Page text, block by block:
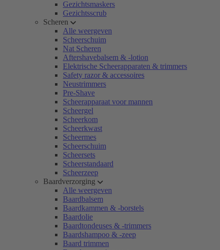
Gezichtsmaskers
Gezichtsscrub
Scheren
Alle weergeven
Scheerschuim
Nat Scheren
Aftershavebalsem & -lotion
Elektrische Scheerapparaten & trimmers
Safety razor & accessoires
Neustrimmers
Pre-Shave
Scheerapparaat voor mannen
Scheergel
Scheerkom
Scheerkwast
Scheermes
Scheerschuim
Scheersets
Scheerstandaard
Scheerzeep
Baardverzorging
Alle weergeven
Baardbalsem
Baardkammen & -borstels
Baardolie
Baardtondeuses & -trimmers
Baardshampoo & -zeep
Baard trimmen